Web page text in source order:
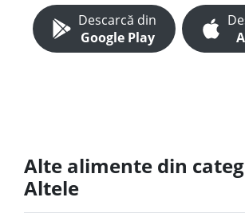
Descarcă din
Google Play
Alte alimente din
Altele